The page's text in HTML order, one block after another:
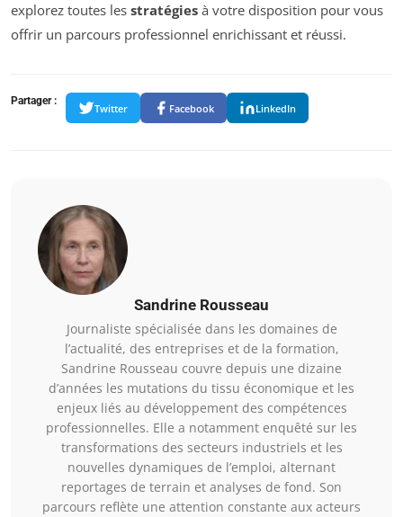
explorez toutes les stratégies à votre disposition pour vous
offrir un parcours professionnel enrichissant et réussi.
Partager :
Twitter Facebook LinkedIn
Sandrine Rousseau
Journaliste spécialisée dans les domaines de
l’actualité, des entreprises et de la formation,
Sandrine Rousseau couvre depuis une dizaine
d’années les mutations du tissu économique et les
enjeux liés au développement des compétences
professionnelles. Elle a notamment enquêté sur les
transformations des secteurs industriels et les
nouvelles dynamiques de l’emploi, alternant
reportages de terrain et analyses de fond. Son
parcours reflète une attention constante aux acteurs